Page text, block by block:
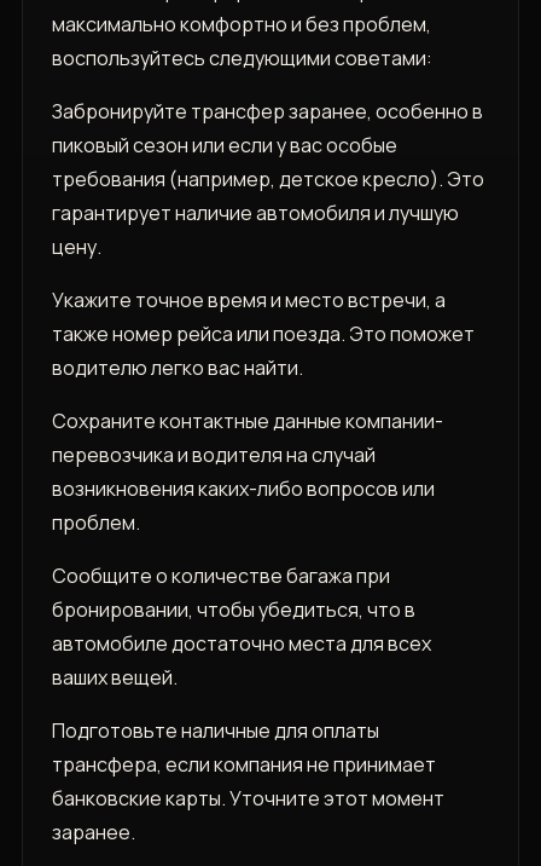
максимально комфортно и без проблем‚
воспользуйтесь следующими советами:
Забронируйте трансфер заранее‚ особенно в
пиковый сезон или если у вас особые
требования (например‚ детское кресло). Это
гарантирует наличие автомобиля и лучшую
цену.
Укажите точное время и место встречи‚ а
также номер рейса или поезда. Это поможет
водителю легко вас найти.
Сохраните контактные данные компании-
перевозчика и водителя на случай
возникновения каких-либо вопросов или
проблем.
Сообщите о количестве багажа при
бронировании‚ чтобы убедиться‚ что в
автомобиле достаточно места для всех
ваших вещей.
Подготовьте наличные для оплаты
трансфера‚ если компания не принимает
банковские карты. Уточните этот момент
заранее.